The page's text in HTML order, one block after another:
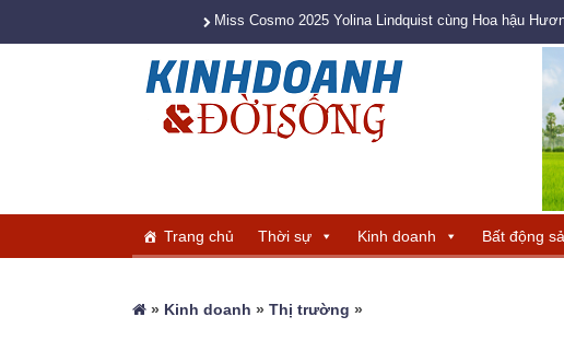
Miss Cosmo 2025 Yolina Lindquist cùng Hoa hậu
Trang chủ Thời sự Kinh doanh Bất động
» Kinh doanh » Thị trường »